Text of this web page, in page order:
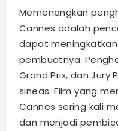
Memenangkan
Cannes adalah
dapat
pembuatnya.
Grand Prix, dan Jury
sineas. Film yang
Cannes sering kali
dan menjadi